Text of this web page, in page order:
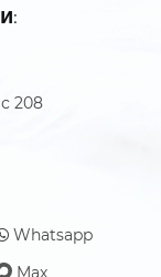
208
Whatsapp
Max